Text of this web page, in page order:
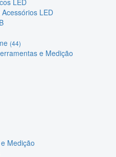
LED
(44)
e Medição
Medição